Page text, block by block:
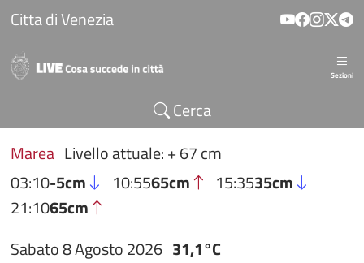
Salta al contenuto principale
Citta di Venezia
Sezioni
Cerca
Marea Livello attuale: + 67 cm
03:10-5cm 10:5565cm 15:3535cm
21:1065cm
Sabato 8 Agosto 2026 31,1°C